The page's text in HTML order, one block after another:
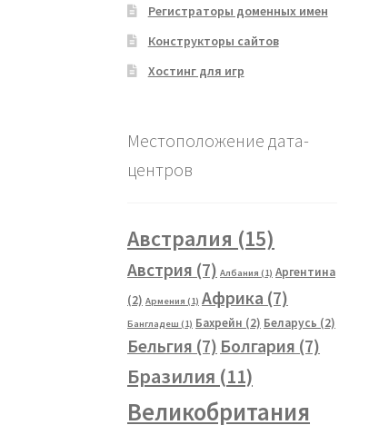
Регистраторы доменных имен
Конструкторы сайтов
Хостинг для игр
Местоположение дата-
центров
Австралия (15)
Австрия (7) Албания (1) Аргентина
(2) Армения (1) Африка (7)
Бангладеш (1) Бахрейн (2) Беларусь (2)
Бельгия (7) Болгария (7)
Бразилия (11)
Великобритания